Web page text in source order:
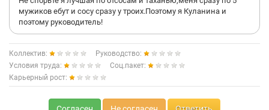
мужиков ебут и сосу сразу у троих.Поэтому я Куланина и
поэтому руководитель!
Коллектив:
Руководство:
Условия труда:
Соц.пакет:
Карьерный рост: